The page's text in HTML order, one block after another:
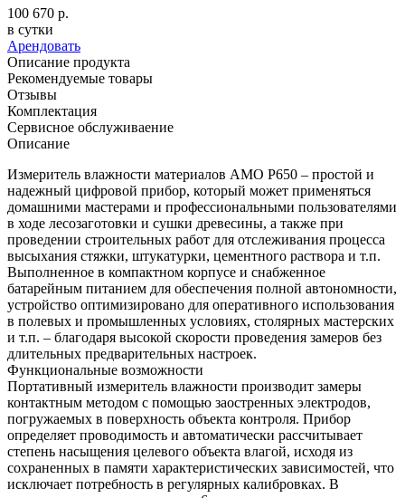
100 670 р.
в сутки
Арендовать
Описание продукта
Рекомендуемые товары
Отзывы
Комплектация
Сервисное обслуживаение
Описание
Измеритель влажности материалов AMO P650 – простой и
надежный цифровой прибор, который может применяться
домашними мастерами и профессиональными пользователями
в ходе лесозаготовки и сушки древесины, а также при
проведении строительных работ для отслеживания процесса
высыхания стяжки, штукатурки, цементного раствора и т.п.
Выполненное в компактном корпусе и снабженное
батарейным питанием для обеспечения полной автономности,
устройство оптимизировано для оперативного использования
в полевых и промышленных условиях, столярных мастерских
и т.п. – благодаря высокой скорости проведения замеров без
длительных предварительных настроек.
Функциональные возможности
Портативный измеритель влажности производит замеры
контактным методом с помощью заостренных электродов,
погружаемых в поверхность объекта контроля. Прибор
определяет проводимость и автоматически рассчитывает
степень насыщения целевого объекта влагой, исходя из
сохраненных в памяти характеристических зависимостей, что
исключает потребность в регулярных калибровках. В